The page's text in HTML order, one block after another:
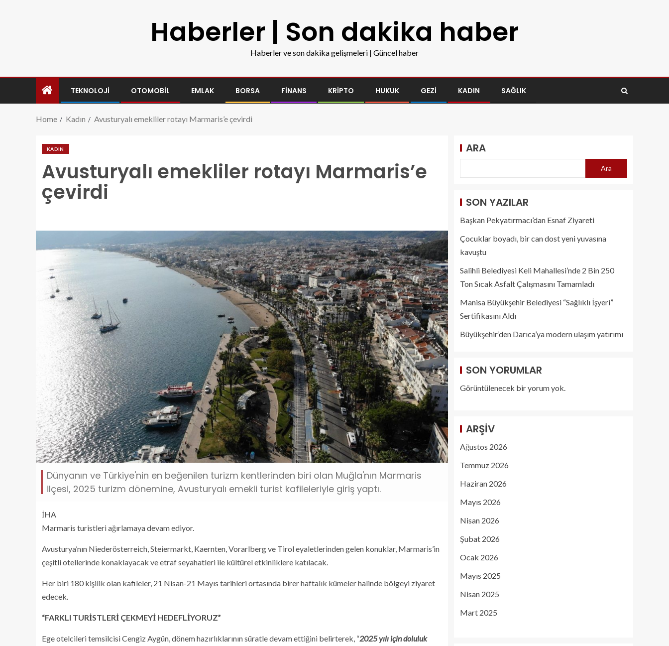
Haberler | Son dakika haber
Haberler ve son dakika gelişmeleri | Güncel haber
TEKNOLOJI OTOMOBIL EMLAK BORSA FINANS KRIPTO HUKUK GEZI KADIN SAĞLIK
Home Kadın Avusturyalı emekliler rotayı Marmaris’e çevirdi
KADIN
Avusturyalı emekliler rotayı Marmaris’e
çevirdi
Dünyanın ve Türkiye'nin en beğenilen turizm kentlerinden biri olan Muğla'nın Marmaris
ilçesi, 2025 turizm dönemine, Avusturyalı emekli turist kafileleriyle giriş yaptı.
İHA
Marmaris turistleri ağırlamaya devam ediyor.
Avusturya’nın Niederösterreich, Steiermarkt, Kaernten, Vorarlberg ve Tirol eyaletlerinden gelen konuklar, Marmaris’in
çeşitli otellerinde konaklayacak ve etraf seyahatleri ile kültürel etkinliklere katılacak.
Her biri 180 kişilik olan kafileler, 21 Nisan-21 Mayıs tarihleri ortasında birer haftalık kümeler halinde bölgeyi ziyaret
edecek.
“FARKLI TURİSTLERİ ÇEKMEYİ HEDEFLİYORUZ”
Ege otelcileri temsilcisi Cengiz Aygün, dönem hazırlıklarının süratle devam ettiğini belirterek, “2025 yılı için doluluk
ARA
Ara
SON YAZILAR
Başkan Pekyatırmacı’dan Esnaf Ziyareti
Çocuklar boyadı, bir can dost yeni yuvasına
kavuştu
Salihli Belediyesi Keli Mahallesi’nde 2 Bin 250
Ton Sıcak Asfalt Çalışmasını Tamamladı
Manisa Büyükşehir Belediyesi “Sağlıklı İşyeri”
Sertifikasını Aldı
Büyükşehir’den Darıca’ya modern ulaşım yatırımı
SON YORUMLAR
Görüntülenecek bir yorum yok.
ARŞIV
Ağustos 2026
Temmuz 2026
Haziran 2026
Mayıs 2026
Nisan 2026
Şubat 2026
Ocak 2026
Mayıs 2025
Nisan 2025
Mart 2025